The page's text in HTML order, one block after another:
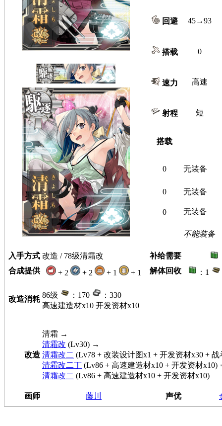
回避 45→93
搭载 0
速力 高速
射程 短
搭载
0 无装备
0 无装备
0 无装备
不能装备
入手方式 改造 / 78级清霜改 补给需要
合成提供
+ 2 + 2 + 1 + 1 解体回收 ：1
改造消耗 86级 ：170
：330
高速建造材x10 开发资材x10
改造
清霜 →
清霜改 (Lv30) →
清霜改二 (Lv78 + 改装设计图x1 + 开发资材x30 +
清霜改二丁 (Lv86 + 高速建造材x10 + 开发资材
清霜改二 (Lv86 + 高速建造材x10 + 开发资材x10)
画师 藤川 声优